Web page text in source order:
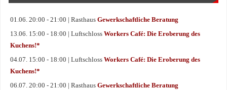
01.06. 20:00 - 21:00 | RasthausGewerkschaftliche Beratung
13.06. 15:00 - 18:00 | LuftschlossWorkers Café: Die Eroberung des
Kuchens!*
04.07. 15:00 - 18:00 | LuftschlossWorkers Café: Die Eroberung des
Kuchens!*
06.07. 20:00 - 21:00 | RasthausGewerkschaftliche Beratung